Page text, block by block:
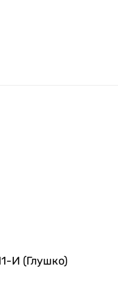
И (Глушко)